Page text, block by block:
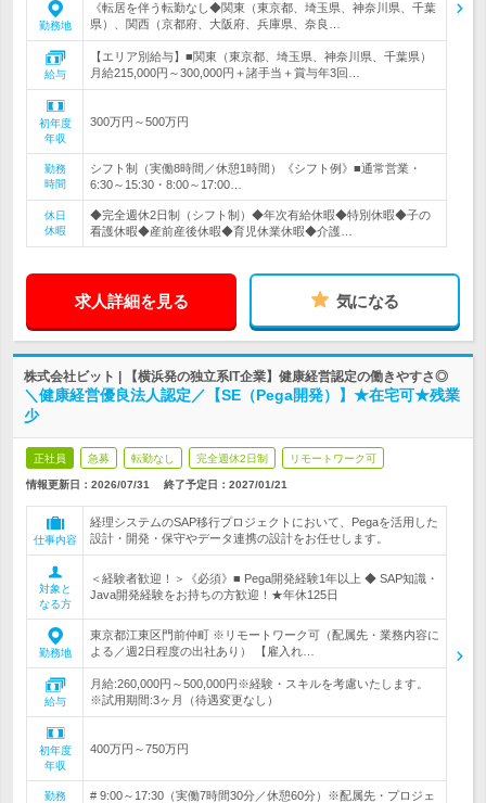
勤務地
《転居を伴う転勤なし◆関東（東京都、埼玉県、神奈川県、千葉
県）、関西（京都府、大阪府、兵庫県、奈良…
給与
【エリア別給与】■関東（東京都、埼玉県、神奈川県、千葉県）
月給215,000円～300,000円＋諸手当＋賞与年3回…
初年度
年収
300万円～500万円
勤務
時間
シフト制（実働8時間／休憩1時間）《シフト例》■通常営業・
6:30～15:30・8:00～17:00…
休日
休暇
◆完全週休2日制（シフト制）◆年次有給休暇◆特別休暇◆子の
看護休暇◆産前産後休暇◆育児休業休暇◆介護…
求人詳細を見る 気になる
株式会社ビット | 【横浜発の独立系IT企業】健康経営認定の働きやすさ◎
＼健康経営優良法人認定／【SE（Pega開発）】★在宅可★残業
少
正社員 急募 転勤なし 完全週休2日制 リモートワーク可
情報更新日：2026/07/31 終了予定日： 2027/01/21
仕事内容
経理システムのSAP移行プロジェクトにおいて、Pegaを活用した
設計・開発・保守やデータ連携の設計をお任せします。
対象と
なる方
＜経験者歓迎！＞《必須》■ Pega開発経験1年以上 ◆ SAP知識・
Java開発経験をお持ちの方歓迎！★年休125日
勤務地
東京都江東区門前仲町 ※リモートワーク可（配属先・業務内容に
よる／週2日程度の出社あり） 【雇入れ…
給与
月給:260,000円～500,000円※経験・スキルを考慮いたします。
※試用期間:3ヶ月（待遇変更なし）
初年度
年収
400万円～750万円
勤務
# 9:00～17:30（実働7時間30分／休憩60分）※配属先・プロジェ